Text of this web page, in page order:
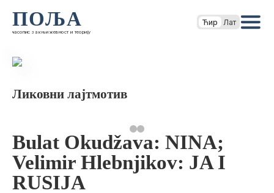
ПОЉА
часопис за књижевност и теорију
Ћир Лат
Ликовни лајтмотив
Bulat Okudžava: NINA;
Velimir Hlebnjikov: JA I
RUSIJA